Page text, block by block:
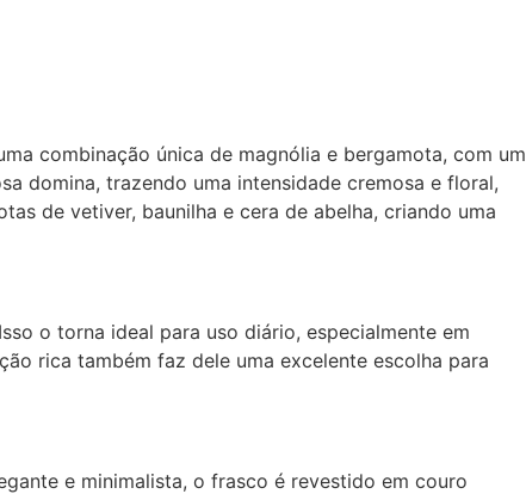
combinação única de magnólia e bergamota, com um
domina, trazendo uma intensidade cremosa e floral,
de vetiver, baunilha e cera de abelha, criando uma
o torna ideal para uso diário, especialmente em
rica também faz dele uma excelente escolha para
e minimalista, o frasco é revestido em couro